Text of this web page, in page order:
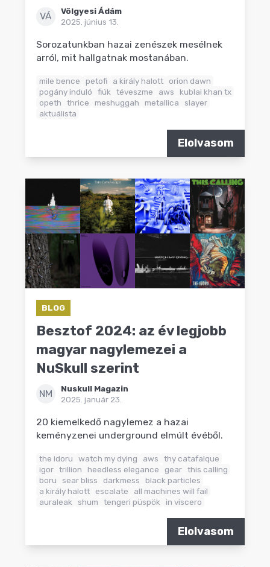
VÁ
Völgyesi Ádám
2025. június 13.
Sorozatunkban hazai zenészek mesélnek
arról, mit hallgatnak mostanában.
mile bence petofi a király halott orion dawn
pogány induló
fiúk téveszme aws
kublai khan tx
opeth
thrice meshuggah metallica
slayer
aktuálista
Elolvasom
BLOG
Besztof 2024: az év legjobb
magyar nagylemezei a
NuSkull szerint
NM
Nuskull Magazin
2025. január 23.
20 kiemelkedő nagylemez a hazai
keményzenei underground elmúlt évéből.
the idoru watch my dying aws
thy catafalque
igor trillion heedless elegance gear this calling
boru
sear bliss darkmess
black particles
a király halott escalate
all machines will fail
auraleak
shum tengeri püspök in viscero
Elolvasom